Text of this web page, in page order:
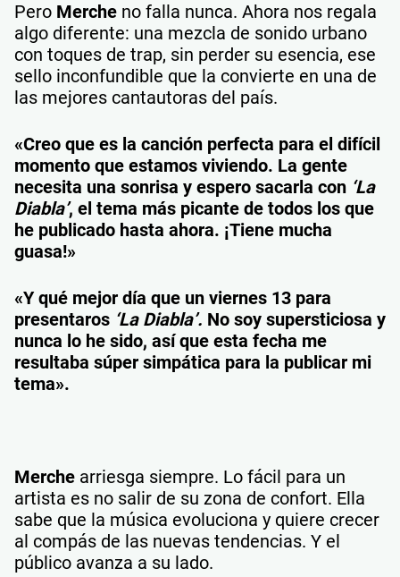
Pero Merche no falla nunca. Ahora nos regala
algo diferente: una mezcla de sonido urbano
con toques de trap, sin perder su esencia, ese
sello inconfundible que la convierte en una de
las mejores cantautoras del país.
«Creo que es la canción perfecta para el difícil
momento que estamos viviendo. La gente
necesita una sonrisa y espero sacarla con ‘La
Diabla’, el tema más picante de todos los que
he publicado hasta ahora. ¡Tiene mucha
guasa!»
«Y qué mejor día que un viernes 13 para
presentaros ‘La Diabla’. No soy supersticiosa y
nunca lo he sido, así que esta fecha me
resultaba súper simpática para la publicar mi
tema».
Merche arriesga siempre. Lo fácil para un
artista es no salir de su zona de confort. Ella
sabe que la música evoluciona y quiere crecer
al compás de las nuevas tendencias. Y el
público avanza a su lado.